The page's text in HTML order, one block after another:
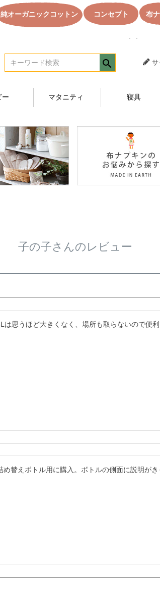
純オーガニックコットン コンセプト 布
サ
ー マタニティ 寝具
子の子さんのレビュー
は思うほど大きくなく、場所も取らないので便